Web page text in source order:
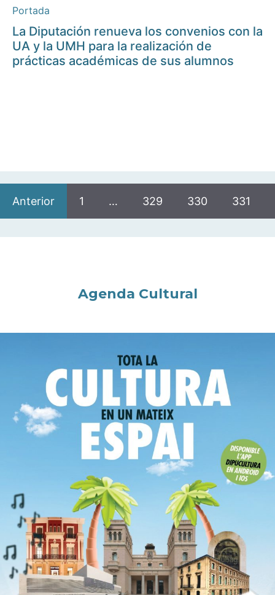
Portada
La Diputación renueva los convenios con la
UA y la UMH para la realización de
prácticas académicas de sus alumnos
Anterior 1 … 329 330 331
Agenda Cultural